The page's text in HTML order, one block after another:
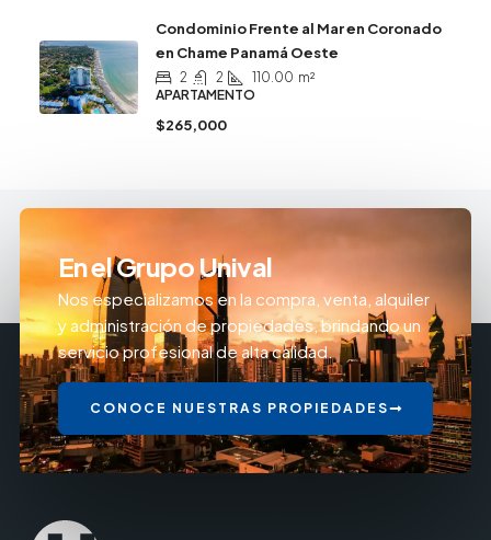
Condominio Frente al Mar en Coronado
en Chame Panamá Oeste
2 2 110.00 m²
APARTAMENTO
$265,000
En el Grupo Unival
Nos especializamos en la compra, venta, alquiler
y administración de propiedades, brindando un
servicio profesional de alta calidad.
CONOCE NUESTRAS PROPIEDADES